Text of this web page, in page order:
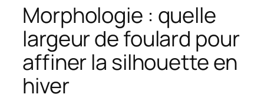
Morphologie : quelle
largeur de foulard pour
affiner la silhouette en
hiver